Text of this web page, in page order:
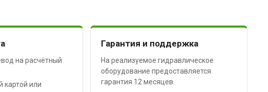
на расчётный
картой или
Гарантия и поддержка
На реализуемое гидравлическое
оборудование предоставляется
гарантия 12 месяцев.